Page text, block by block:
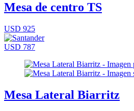
Mesa de centro TS
USD 925
USD 787
Mesa Lateral Biarritz